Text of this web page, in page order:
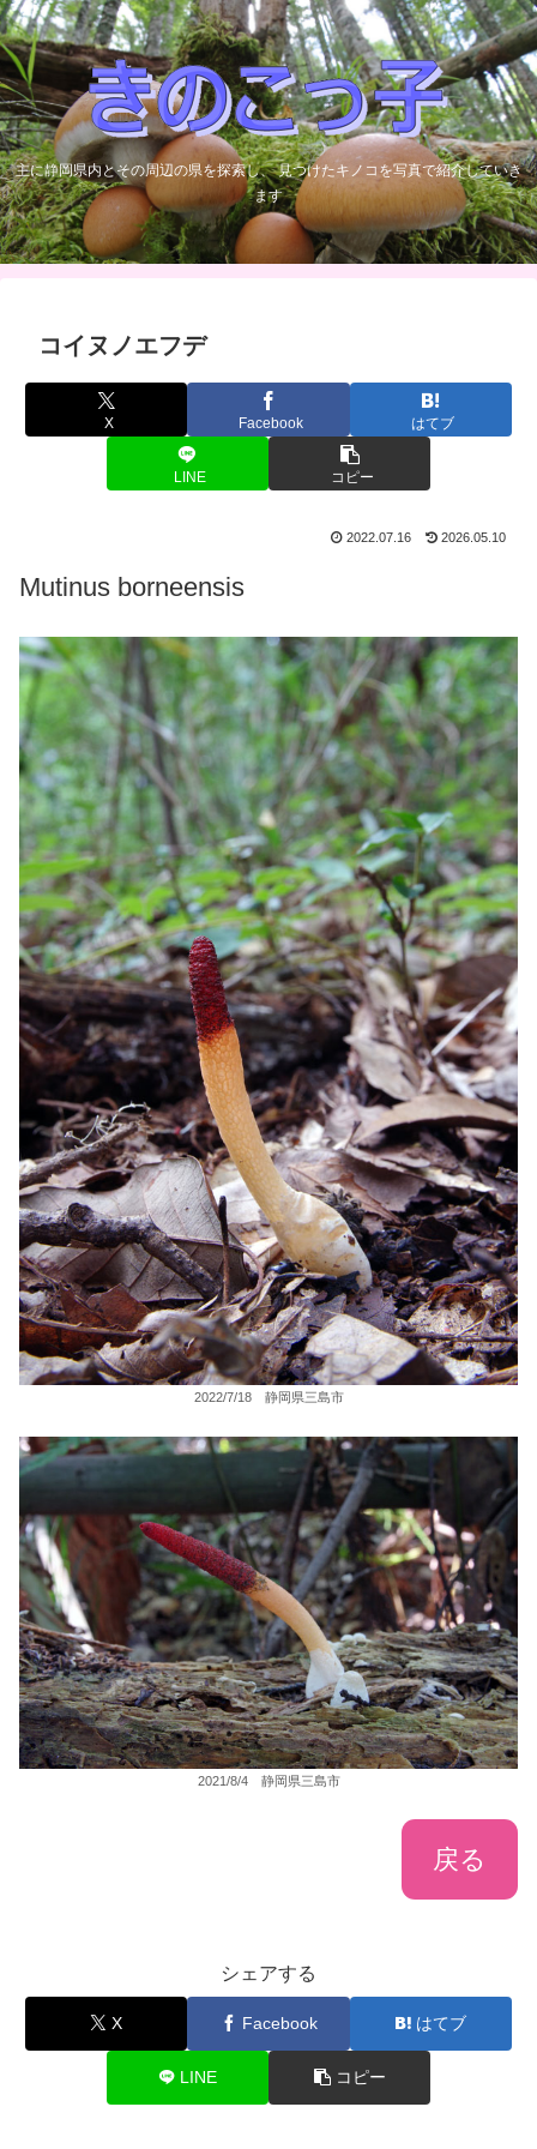
主に静岡県内とその周辺の県を探索し、 見つけたキノコを写真で紹介していき
ます
コイヌノエフデ
X Facebook はてブ
LINE コピー
2022.07.16 2026.05.10
Mutinus borneensis
2022/7/18 静岡県三島市
2021/8/4 静岡県三島市
戻る
シェアする
X Facebook はてブ
LINE コピー